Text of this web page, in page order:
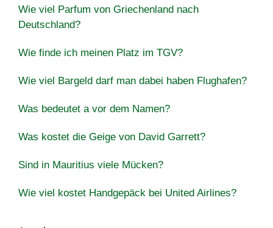
Wie viel Parfum von Griechenland nach
Deutschland?
Wie finde ich meinen Platz im TGV?
Wie viel Bargeld darf man dabei haben Flughafen?
Was bedeutet a vor dem Namen?
Was kostet die Geige von David Garrett?
Sind in Mauritius viele Mücken?
Wie viel kostet Handgepäck bei United Airlines?